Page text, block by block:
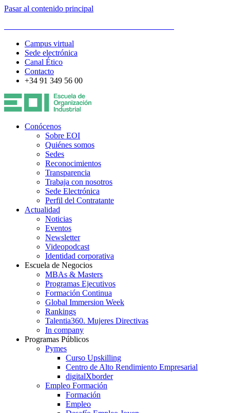
Pasar al contenido principal
Campus virtual
Sede electrónica
Canal Ético
Contacto
+34 91 349 56 00
Conócenos
Sobre EOI
Quiénes somos
Sedes
Reconocimientos
Transparencia
Trabaja con nosotros
Sede Electrónica
Perfil del Contratante
Actualidad
Noticias
Eventos
Newsletter
Videopodcast
Identidad corporativa
Escuela de Negocios
MBAs & Masters
Programas Ejecutivos
Formación Continua
Global Immersion Week
Rankings
Talentia360. Mujeres Directivas
In company
Programas Públicos
Pymes
Curso Upskilling
Centro de Alto Rendimiento Empresarial
digitalXborder
Empleo Formación
Formación
Empleo